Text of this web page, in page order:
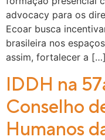
advocacy para os
Ecoar busca
brasileira nos
assim, fortalecer a […]
IDDH na
Conselho
Humanos